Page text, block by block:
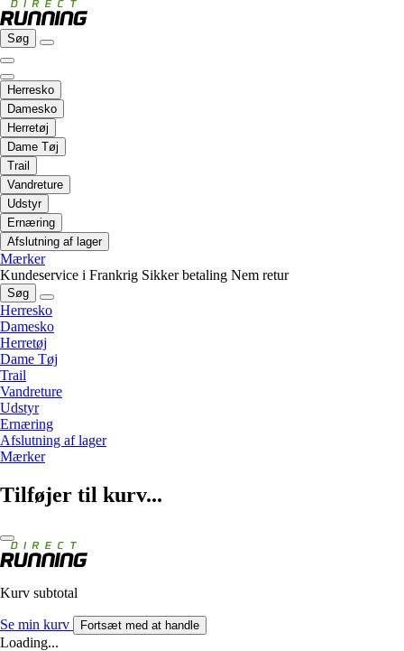
Søg
Herresko
Damesko
Herretøj
Dame Tøj
Trail
Vandreture
Udstyr
Ernæring
Afslutning af lager
Mærker
Kundeservice i Frankrig Sikker betaling Nem retur
Søg
Herresko
Damesko
Herretøj
Dame Tøj
Trail
Vandreture
Udstyr
Ernæring
Afslutning af lager
Mærker
Tilføjer til kurv...
Kurv subtotal
Se min kurv Fortsæt med at handle
Loading...